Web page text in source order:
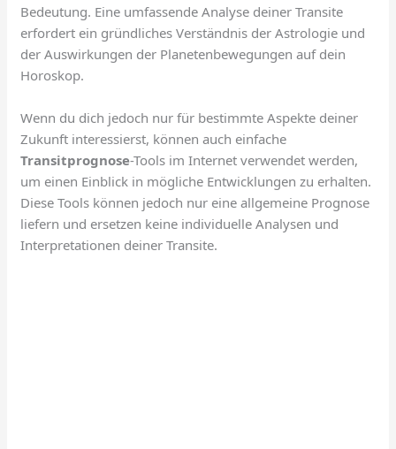
Bedeutung. Eine umfassende Analyse deiner Transite
erfordert ein gründliches Verständnis der Astrologie und
der Auswirkungen der Planetenbewegungen auf dein
Horoskop.
Wenn du dich jedoch nur für bestimmte Aspekte deiner
Zukunft interessierst, können auch einfache
Transitprognose-Tools im Internet verwendet werden,
um einen Einblick in mögliche Entwicklungen zu erhalten.
Diese Tools können jedoch nur eine allgemeine Prognose
liefern und ersetzen keine individuelle Analysen und
Interpretationen deiner Transite.